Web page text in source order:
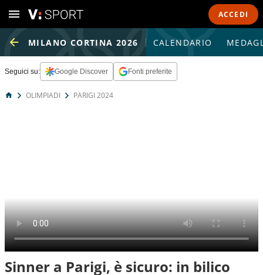
ACCEDI
MILANO CORTINA 2026 CALENDARIO
Seguici su: Google Discover Fonti preferite
OLIMPIADI PARIGI 2024
Sinner a Parigi, è sicuro: in bilico